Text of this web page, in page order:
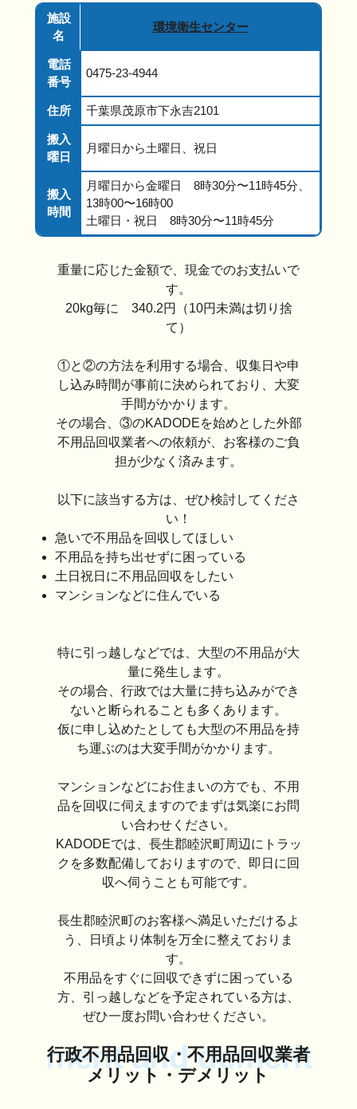
施設
名
環境衛生センター
電話
番号
0475-23-4944
住所 千葉県茂原市下永吉2101
搬入
曜日
月曜日から土曜日、祝日
搬入
時間
月曜日から金曜日 8時30分〜11時45分、
13時00〜16時00
土曜日・祝日 8時30分〜11時45分
重量に応じた金額で、現金でのお支払いで
す。
20kg毎に 340.2円（10円未満は切り捨
て）
①と②の方法を利用する場合、収集日や申
し込み時間が事前に決められており、大変
手間がかかります。
その場合、③のKADODEを始めとした外部
不用品回収業者への依頼が、お客様のご負
担が少なく済みます。
以下に該当する方は、ぜひ検討してくださ
い！
急いで不用品を回収してほしい
不用品を持ち出せずに困っている
土日祝日に不用品回収をしたい
マンションなどに住んでいる
特に引っ越しなどでは、大型の不用品が大
量に発生します。
その場合、行政では大量に持ち込みができ
ないと断られることも多くあります。
仮に申し込めたとしても大型の不用品を持
ち運ぶのは大変手間がかかります。
マンションなどにお住まいの方でも、不用
品を回収に伺えますのでまずは気楽にお問
い合わせください。
KADODEでは、長生郡睦沢町周辺にトラッ
クを多数配備しておりますので、即日に回
収へ伺うことも可能です。
長生郡睦沢町のお客様へ満足いただけるよ
う、日頃より体制を万全に整えておりま
す。
不用品をすぐに回収できずに困っている
方、引っ越しなどを予定されている方は、
ぜひ一度お問い合わせください。
merit and demerit
行政不用品回収・不用品回収業者
メリット・デメリット